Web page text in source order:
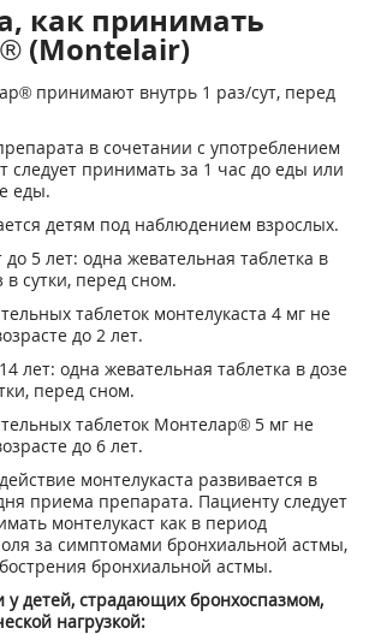
как принимать
(Montelair)
принимают внутрь 1 раз/сут, перед
в сочетании с употреблением
следует принимать за 1 час до еды или
еды.
детям под наблюдением взрослых.
5 лет: одна жевательная таблетка в
сутки, перед сном.
таблеток монтелукаста 4 мг не
до 2 лет.
лет: одна жевательная таблетка в дозе
перед сном.
таблеток Монтелар® 5 мг не
до 6 лет.
монтелукаста развивается в
приема препарата. Пациенту следует
монтелукаст как в период
за симптомами бронхиальной астмы,
бронхиальной астмы.
у детей, страдающих бронхоспазмом,
нагрузкой: